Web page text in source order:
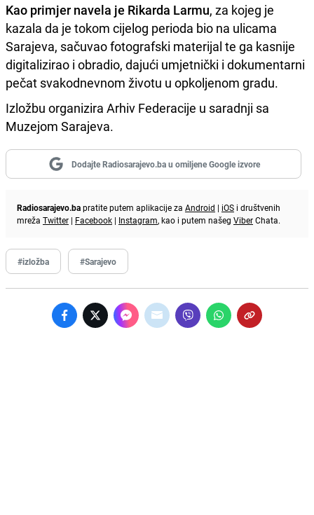
Kao primjer navela je Rikarda Larmu, za kojeg je
kazala da je tokom cijelog perioda bio na ulicama
Sarajeva, sačuvao fotografski materijal te ga kasnije
digitalizirao i obradio, dajući umjetnički i dokumentarni
pečat svakodnevnom životu u opkoljenom gradu.
Izložbu organizira Arhiv Federacije u saradnji sa
Muzejom Sarajeva.
Dodajte Radiosarajevo.ba u omiljene Google izvore
Radiosarajevo.bapratite putem aplikacije za Android | iOS i društvenih
mreža Twitter | Facebook | Instagram, kao i putem našeg ViberChata.
#izložba #Sarajevo